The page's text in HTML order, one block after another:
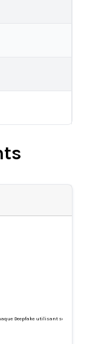
Deepfake utilisant son image